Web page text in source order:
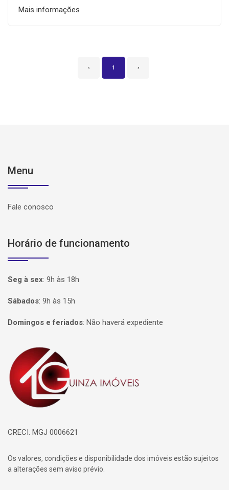
Mais informações
‹ 1 ›
Menu
Fale conosco
Horário de funcionamento
Seg à sex: 9h às 18h
Sábados: 9h às 15h
Domingos e feriados: Não haverá expediente
Página inicial
CRECI: MGJ 0006621
Os valores, condições e disponibilidade dos imóveis estão sujeitos
a alterações sem aviso prévio.